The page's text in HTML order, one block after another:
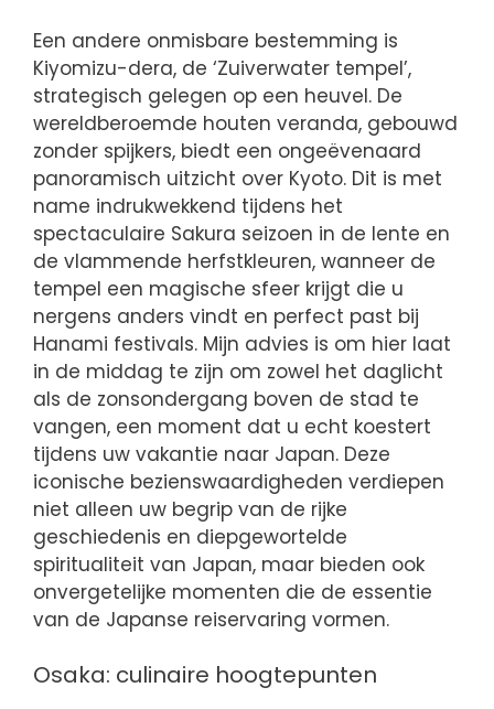
Een andere onmisbare bestemming is
Kiyomizu-dera, de ‘Zuiverwater tempel’,
strategisch gelegen op een heuvel. De
wereldberoemde houten veranda, gebouwd
zonder spijkers, biedt een ongeëvenaard
panoramisch uitzicht over Kyoto. Dit is met
name indrukwekkend tijdens het
spectaculaire Sakura seizoen in de lente en
de vlammende herfstkleuren, wanneer de
tempel een magische sfeer krijgt die u
nergens anders vindt en perfect past bij
Hanami festivals. Mijn advies is om hier laat
in de middag te zijn om zowel het daglicht
als de zonsondergang boven de stad te
vangen, een moment dat u echt koestert
tijdens uw vakantie naar Japan. Deze
iconische bezienswaardigheden verdiepen
niet alleen uw begrip van de rijke
geschiedenis en diepgewortelde
spiritualiteit van Japan, maar bieden ook
onvergetelijke momenten die de essentie
van de Japanse reiservaring vormen.
Osaka: culinaire hoogtepunten